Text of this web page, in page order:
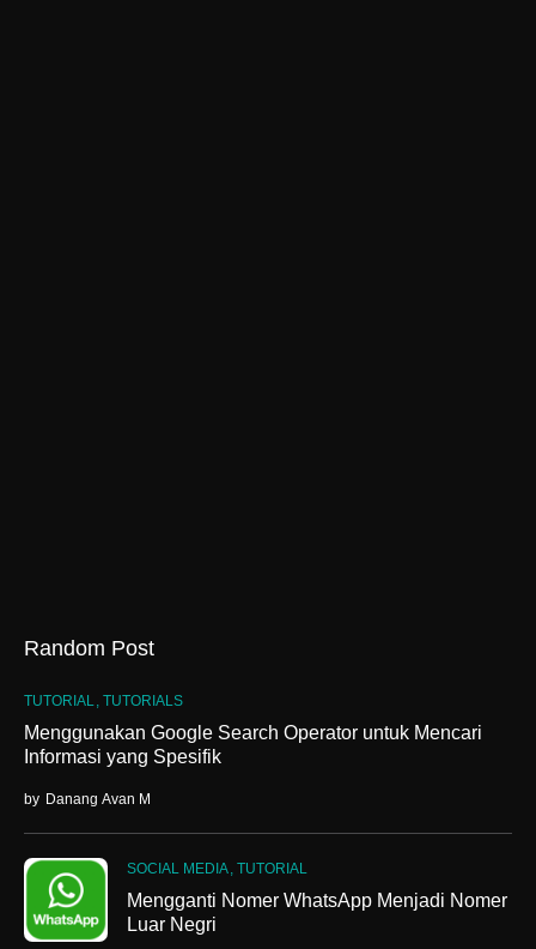
Random Post
TUTORIAL TUTORIALS
Menggunakan Google Search Operator untuk Mencari
Informasi yang Spesifik
by Danang Avan M
SOCIAL MEDIA TUTORIAL
Mengganti Nomer WhatsApp Menjadi Nomer
Luar Negri